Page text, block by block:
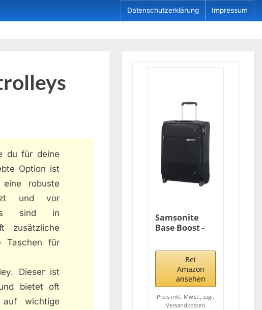
Datenschutzerklärung Impressum
du für deine
Option ist
robuste
und vor
sind in
zusätzliche
Taschen für
Dieser ist
bietet oft
auf wichtige
Samsonite
Base Boost -
(Länge 40 cm)
Handgepäck,
55 cm, 41 L,
Schwarz
(Black)
Bei
Amazon
ansehen
Preis inkl. MwSt., zzgl.
Versandkosten